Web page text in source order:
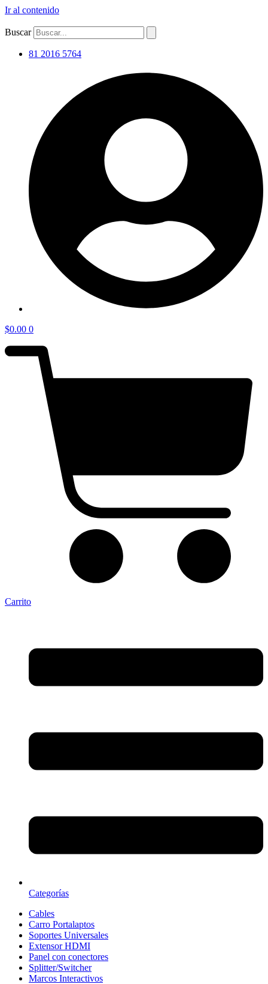
Ir al contenido
Buscar
81 2016 5764
$0.00 0
Carrito
Categorías
Cables
Carro Portalaptos
Soportes Universales
Extensor HDMI
Panel con conectores
Splitter/Switcher
Marcos Interactivos